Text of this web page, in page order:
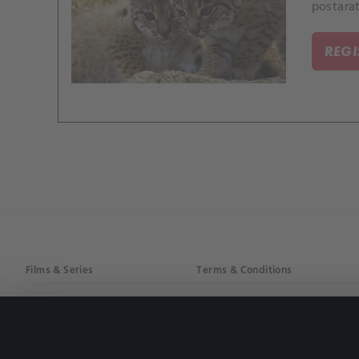
Films & Series Terms & Conditions